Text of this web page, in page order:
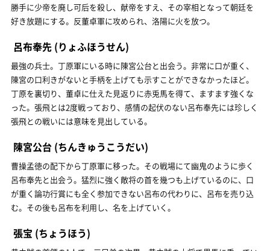
勝手に少帝を廃し可后を殺し、献帝をすえ、その宰相となって朝廷を
好き放題にする。反董卓軍に攻められ、洛陽に火を放つ。
呂布奉先 (りょふほうせん)
最強の兵士。丁原軍にいる時に陳宮公台と出会う。非常に口が重く、
陳宮の口利きがないと手柄を上げても示すことができなかったほど。
丁原を裏切り、董卓に仕えた見返りに赤兎馬を得て、ますます強くな
った。張飛とは2度戦っており、感情の起伏のない呂布奉先には珍しく
張飛との戦いには意味を見出している。
陳宮公台 (ちんきゅうこうだい)
曹操孟徳の配下から丁原軍に移った。その戦場にて幽鬼のように歩く
呂布奉先と出会う。猛烈に強く敵将の首を幾つも上げているのに、口
が重く論功行賞にも全く参加できない呂布の代わりに、呂布を売り込
む。その後も呂布を利用し、名を上げていく。
張宝 (ちょうほう)